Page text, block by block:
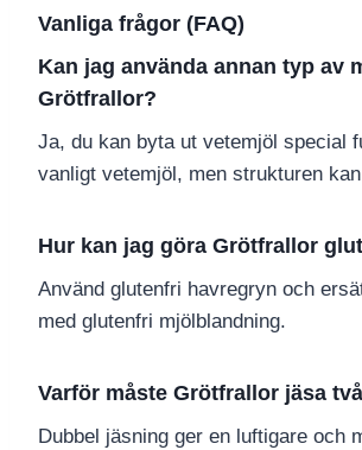
Vanliga frågor (FAQ)
Kan jag använda annan typ av
Grötfrallor?
Ja, du kan byta ut vetemjöl special
vanligt vetemjöl, men strukturen
Hur kan jag göra Grötfrallor
Använd glutenfri havregryn och
med glutenfri mjölblandning.
Varför måste Grötfrallor jäsa
Dubbel jäsning ger en luftigare och